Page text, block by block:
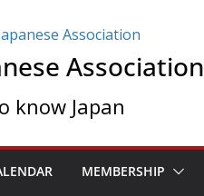
Association
know Japan
MEMBERSHIP